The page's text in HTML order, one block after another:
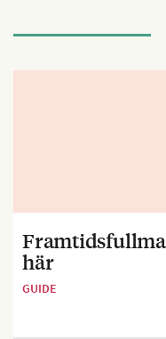
här
GUIDE